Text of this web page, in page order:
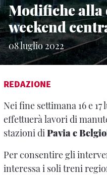
Modifiche alla
weekend
08 luglio 2022
REDAZIONE
Nei fine settimana 16 e 17
effettuerà lavori di
stazioni diPavia e
Per consentire gli
interessa i soli treni